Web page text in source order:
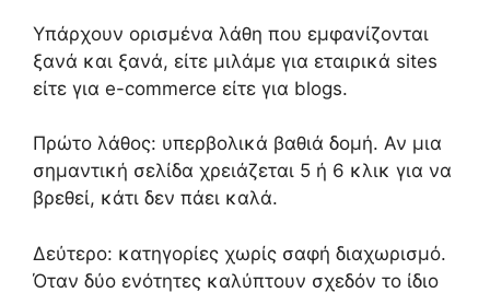
Υπάρχουν ορισμένα λάθη που εμφανίζονται
ξανά και ξανά, είτε μιλάμε για εταιρικά sites
είτε για e-commerce είτε για blogs.
Πρώτο λάθος: υπερβολικά βαθιά δομή. Αν μια
σημαντική σελίδα χρειάζεται 5 ή 6 κλικ για να
βρεθεί, κάτι δεν πάει καλά.
Δεύτερο: κατηγορίες χωρίς σαφή διαχωρισμό.
Όταν δύο ενότητες καλύπτουν σχεδόν το ίδιο